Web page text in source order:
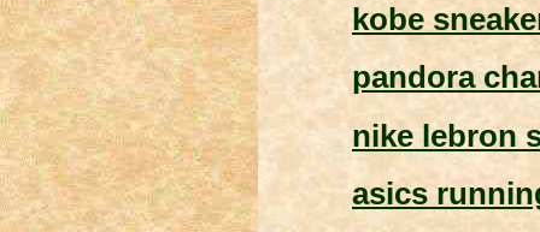
kobe
pandora
nike lebron
asics